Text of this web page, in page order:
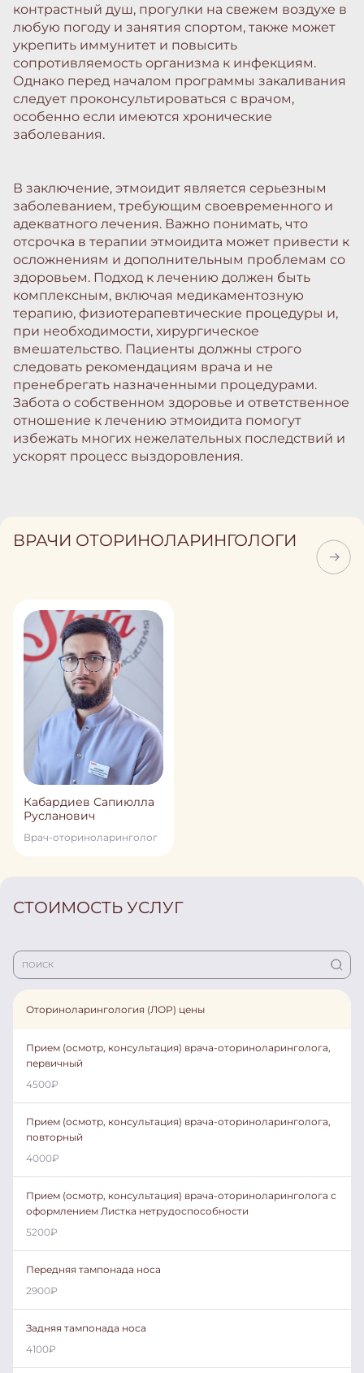
контрастный душ, прогулки на свежем воздухе в
любую погоду и занятия спортом, также может
укрепить иммунитет и повысить
сопротивляемость организма к инфекциям.
Однако перед началом программы закаливания
следует проконсультироваться с врачом,
особенно если имеются хронические
заболевания.
В заключение, этмоидит является серьезным
заболеванием, требующим своевременного и
адекватного лечения. Важно понимать, что
отсрочка в терапии этмоидита может привести к
осложнениям и дополнительным проблемам со
здоровьем. Подход к лечению должен быть
комплексным, включая медикаментозную
терапию, физиотерапевтические процедуры и,
при необходимости, хирургическое
вмешательство. Пациенты должны строго
следовать рекомендациям врача и не
пренебрегать назначенными процедурами.
Забота о собственном здоровье и ответственное
отношение к лечению этмоидита помогут
избежать многих нежелательных последствий и
ускорят процесс выздоровления.
ВРАЧИ ОТОРИНОЛАРИНГОЛОГИ
Кабардиев Сапиюлла
Русланович
Врач-оториноларинголог
СТОИМОСТЬ УСЛУГ
Оториноларингология (ЛОР) цены
Прием (осмотр, консультация) врача-оториноларинголога,
первичный
4500₽
Прием (осмотр, консультация) врача-оториноларинголога,
повторный
4000₽
Прием (осмотр, консультация) врача-оториноларинголога с
оформлением Листка нетрудоспособности
5200₽
Передняя тампонада носа
2900₽
Задняя тампонада носа
4100₽